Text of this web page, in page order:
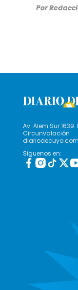
Por
Av. Alem Sur
Circunvalación
Siguenos en: